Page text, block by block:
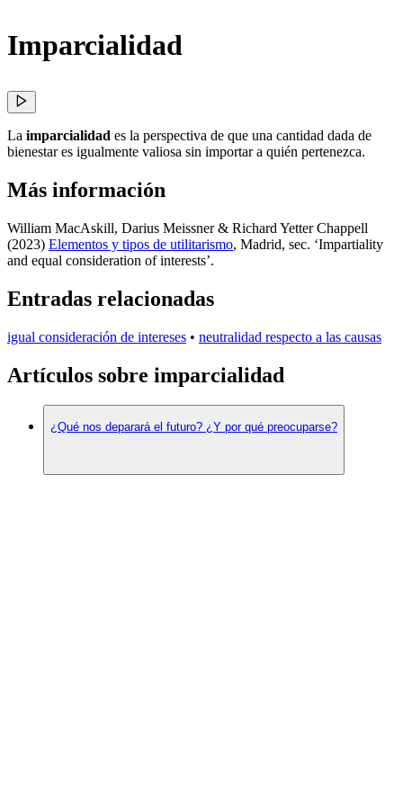
Imparcialidad
La imparcialidad es la perspectiva de que una cantidad dada de
bienestar es igualmente valiosa sin importar a quién pertenezca.
Más información
William MacAskill, Darius Meissner & Richard Yetter Chappell
(2023) Elementos y tipos de utilitarismo, Madrid, sec. ‘Impartiality
and equal consideration of interests’.
Entradas relacionadas
igual consideración de intereses • neutralidad respecto a las causas
Artículos sobre imparcialidad
¿Qué nos deparará el futuro? ¿Y por qué preocuparse?